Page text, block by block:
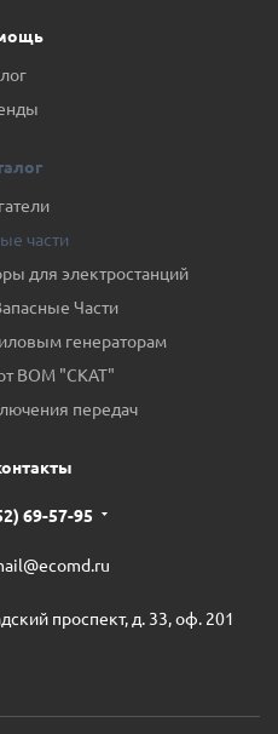
части
для электростанций
Части
генераторам
ВОМ "СКАТ"
передач
69-57-95
проспект, д. 33, оф. 201